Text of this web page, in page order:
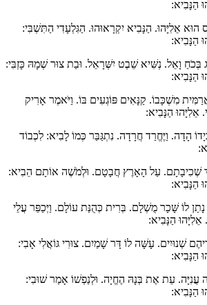
הַנָּבִיא:
הוּא אֵלִיָּהוּ. הַנָּבִיא יִקְרָאוּהוּ. הַגִּלְעָדִי הַתִּשְׁבִּי:
הַנָּבִיא:
בְּכֹחַ וָאֵל. נְשִּׁיא שֵׁבֶט יִשְּׁרָאֵל. וּבַת צוּר שְׁמָהּ כָּזְבִּי:
הַנָּבִיא:
מִשְׁכָּבוֹ. קַנָּאִים פּוֹגְעִים בּוֹ. וַיֹּאמֶר אָרִיק
אֵלִיָּהוּ הַנָּבִיא:
הָדָה. וַיֶּחֱרַד חֲרָדָה. נִתְגַּבַּר כְּמוֹ לָבִיא: לִכְבוֹד
שְׁכִיבָתָם. עַל הָאָרֶץ חֲבָטָם. וּלְמֹשֶׁה אוֹתָם הֵבִיא:
הַנָּבִיא:
לוֹ שָּׁכָר מֻשְׁלָם. בְּרִית כְּהֻנַּת עוֹלָם. וַיְּכַפֵּר עֲלֵי
אֵלִיָּהוּ הַנָּבִיא:
שְׁנוּיִים. עָשָּׁה לוֹ דָּר שָׁמַיִם. צוּרִי גּוֹאֲלִי אָבִי:
הַנָּבִיא:
עֲנִיָּה. עֵת אֶת בְּנָהּ הֶחֱיָה. וּלְנַפְשׁוֹ אָמַר שׁוּבִי:
הַנָּבִיא: